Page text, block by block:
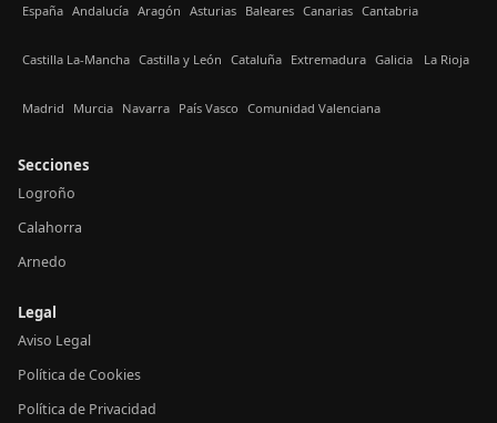
España Andalucía Aragón Asturias Baleares Canarias Cantabria
Castilla La-Mancha Castilla y León Cataluña Extremadura Galicia La Rioja
Madrid Murcia Navarra País Vasco Comunidad Valenciana
Secciones
Logroño
Calahorra
Arnedo
Legal
Aviso Legal
Política de Cookies
Política de Privacidad